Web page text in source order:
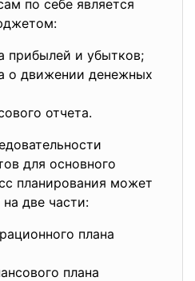
по себе является
прибылей и убытков;
о движении денежных
отчета.
для основного
планирования может
две части:
плана
плана